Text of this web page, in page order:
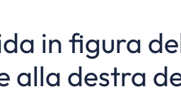
in figura
alla destra